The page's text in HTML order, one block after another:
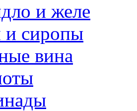
и желе
и сиропы
вина